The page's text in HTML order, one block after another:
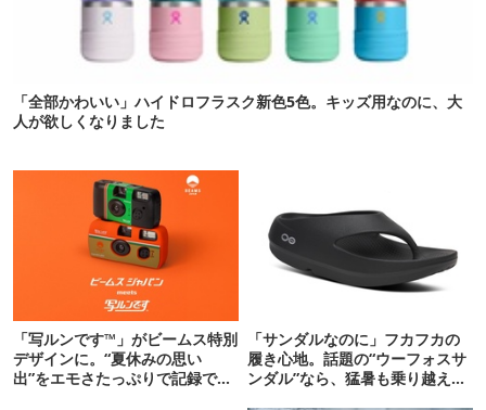
「全部かわいい」ハイドロフラスク新色5色。キッズ用なのに、大
人が欲しくなりました
「写ルンです™」がビームス特別
デザインに。“夏休みの思い
出”をエモさたっぷりで記録でき
「サンダルなのに」フカフカの
履き心地。話題の“ウーフォスサ
ンダル”なら、猛暑も乗り越えら